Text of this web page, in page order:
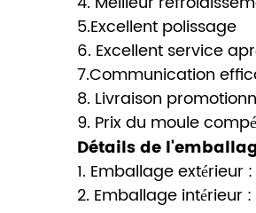
5.Excellent polissage
6. Excellent service
7.Communication
8. Livraison
9. Prix du moule
Détails de
1. Emballage
2. Emballage intérieur